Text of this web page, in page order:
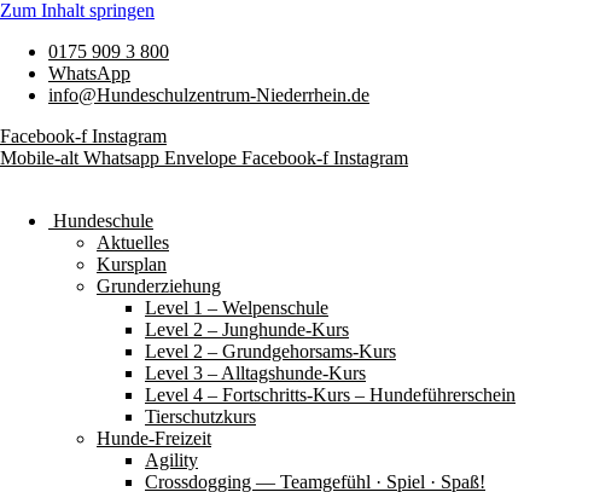
Zum Inhalt springen
0175 909 3 800
WhatsApp
info@Hundeschulzentrum-Niederrhein.de
Facebook-f Instagram
Mobile-alt Whatsapp Envelope Facebook-f Instagram
Hundeschule
Aktuelles
Kursplan
Grunderziehung
Level 1 – Welpenschule
Level 2 – Junghunde-Kurs
Level 2 – Grundgehorsams-Kurs
Level 3 – Alltagshunde-Kurs
Level 4 – Fortschritts-Kurs – Hundeführerschein
Tierschutzkurs
Hunde-Freizeit
Agility
Crossdogging — Teamgefühl · Spiel · Spaß!